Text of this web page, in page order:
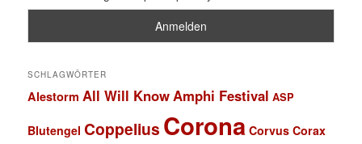
SCHLAGWÖRTER
Alestorm All Will KnowAmphi Festival ASP
Blutengel Coppelius Corona Corvus Corax